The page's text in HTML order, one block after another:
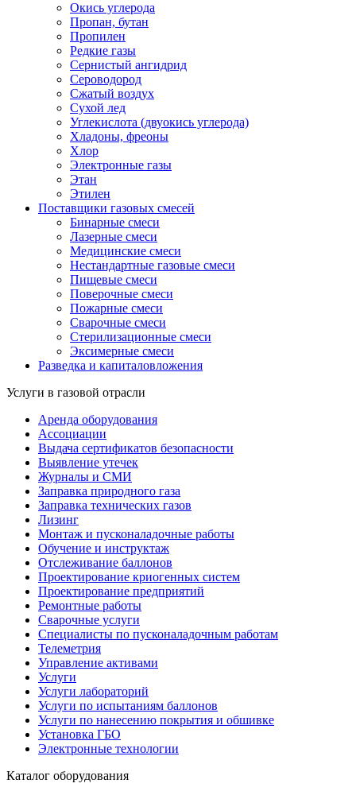
Окись углерода
Пропан, бутан
Пропилен
Редкие газы
Сернистый ангидрид
Сероводород
Сжатый воздух
Сухой лед
Углекислота (двуокись углерода)
Хладоны, фреоны
Хлор
Электронные газы
Этан
Этилен
Поставщики газовых смесей
Бинарные смеси
Лазерные смеси
Медицинские смеси
Нестандартные газовые смеси
Пищевые смеси
Поверочные смеси
Пожарные смеси
Сварочные смеси
Стерилизационные смеси
Эксимерные смеси
Разведка и капиталовложения
Услуги в газовой отрасли
Аренда оборудования
Ассоциации
Выдача сертификатов безопасности
Выявление утечек
Журналы и СМИ
Заправка природного газа
Заправка технических газов
Лизинг
Монтаж и пусконаладочные работы
Обучение и инструктаж
Отслеживание баллонов
Проектирование криогенных систем
Проектирование предприятий
Ремонтные работы
Сварочные услуги
Специалисты по пусконаладочным работам
Телеметрия
Управление активами
Услуги
Услуги лабораторий
Услуги по испытаниям баллонов
Услуги по нанесению покрытия и обшивке
Установка ГБО
Электронные технологии
Каталог оборудования